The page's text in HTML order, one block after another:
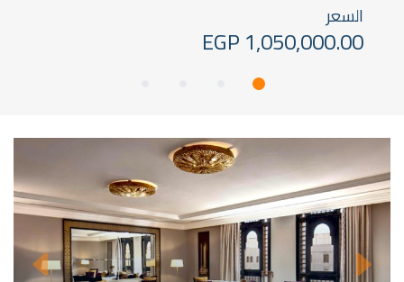
السعر
1,050,000.00 EGP